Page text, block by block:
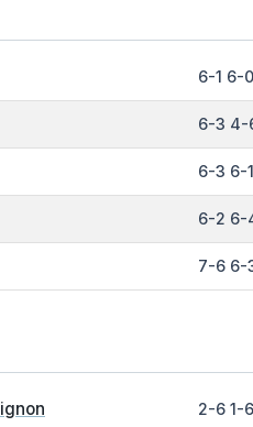
6-1 6-0
6-3 4-
6-3 6-1
6-2 6-
7-6 6-
2-6 1-6